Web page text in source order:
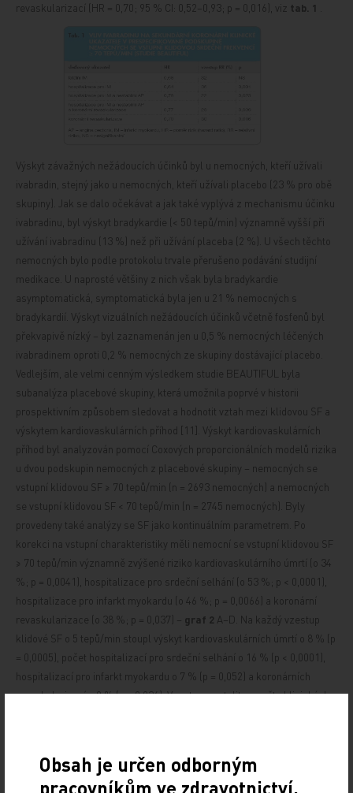
revaskularizací (HR = 0,70; 95 % CI: 0,52–0,93; p = 0,016), viz tab. 1
Výskyt závažných nežádoucích účinků byl u nemocných, kteří užívali
ivabradin, stejný jako u nemocných, kteří užívali placebo (23 % pro obě
skupiny). Jak se dalo očekávat a jak také vyplývá z mechanismu účinku
ivabradinu, byl výskyt bradykardie (< 50 tepů/min) významně vyšší při
užívání ivabradinu (13 %) než při užívání placeba (2 %). U všech těchto
nemocných bylo podle protokolu trvale přerušeno podávání studijní
medikace. U naprosté většiny z nich však byla bradykardie
asymptomatická, symptomatická byla jen u 21 % nemocných s
bradykardií. Výskyt vizuálních nežádoucích účinků včetně fosfenů byl
překvapivě nízký – byl zaznamenán jen u 0,5 % nemocných léčených
ivabradinem oproti 0,2 % nemocných ze skupiny dostávající placebo.
Vedlejším, ale velmi cenným výsledkem studie BEAUTIFUL byla
subanalýza placebové skupiny, která umožnila poprvé v historii
prospektivním způsobem sledovat a hodnotit vztah mezi klidovou SF a
výskytem kardiovaskulárních příhod [11]. Výskyt kardiovaskulárních
příhod byl analyzován pomocí Coxových proporcionálních modelů rizika
u dvou podskupin nemocných z placebové skupiny – nemocných se
vstupní klidovou SF ≥ 70 tepů/min (n = 2693 nemocných) a nemocných
se vstupní klidovou SF < 70 tepů/min (n = 2745 nemocných). Byly
provedeny také analýzy se SF jako kontinuálním parametrem. Po
korekci na vstupní charakteristiky měli nemocní se vstupní klidovou SF
≥ 70 tepů/min významně zvýšené riziko kardiovaskulárního úmrtí (o 34
%; p = 0,0041), hospitalizace pro srdeční selhání (o 53 %; p < 0,0001),
hospitalizace pro infarkt myokardu (o 46 %; p = 0,0066) a koronární
revaskularizace (o 38 %; p = 0,037) – graf 2 A–D. Na každý vzestup
klidové SF o 5 tepů/min stoupl výskyt kardiovaskulárních úmrtí o 8 % (p
= 0,0005), počet hospitalizací pro srdeční selhání o 16 % (p < 0,0001),
hospitalizací pro infarkt myokardu o 7 % (p = 0,052) a koronárních
revaskularizací o 8 % (p = 0,034). Vzestup mortality a počtu klinických
Obsah je určen odborným
pracovníkům ve zdravotnictví.